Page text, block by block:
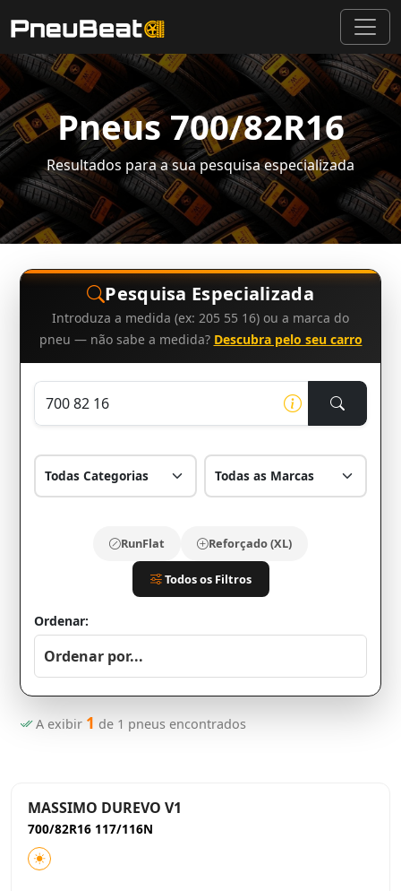
Pneus 700/82R16
Resultados para a sua pesquisa especializada
Pesquisa Especializada
Introduza a medida (ex: 205 55 16) ou a marca do
pneu — não sabe a medida? Descubra pelo seu carro
RunFlat Reforçado (XL)
Todos os Filtros
Ordenar:
A exibir 1 de 1 pneus encontrados
MASSIMO DUREVO V1
700/82R16 117/116N